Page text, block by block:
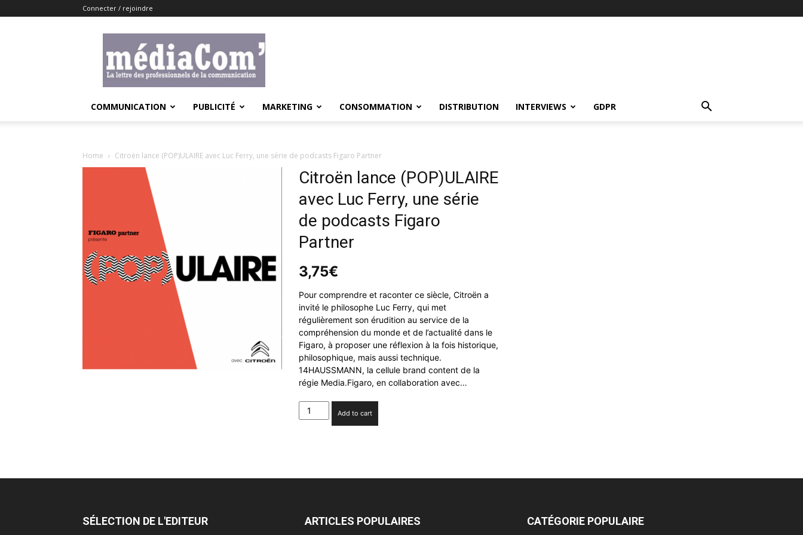
Connecter / rejoindre
COMMUNICATION PUBLICITÉ MARKETING CONSOMMATION DISTRIBUTION INTERVIEWS GDPR
Home Citroën lance (POP)ULAIRE avec Luc Ferry, une série de podcasts Figaro Partner
Citroën lance (POP)ULAIRE
avec Luc Ferry, une série
de podcasts Figaro
Partner
3,75€
Pour comprendre et raconter ce siècle, Citroën a
invité le philosophe Luc Ferry, qui met
régulièrement son érudition au service de la
compréhension du monde et de l’actualité dans le
Figaro, à proposer une réflexion à la fois historique,
philosophique, mais aussi technique.
14HAUSSMANN, la cellule brand content de la
régie Media.Figaro, en collaboration avec…
Citroën
lance
podcasts
Add to cart
SÉLECTION DE L'EDITEUR ARTICLES POPULAIRES CATÉGORIE POPULAIRE